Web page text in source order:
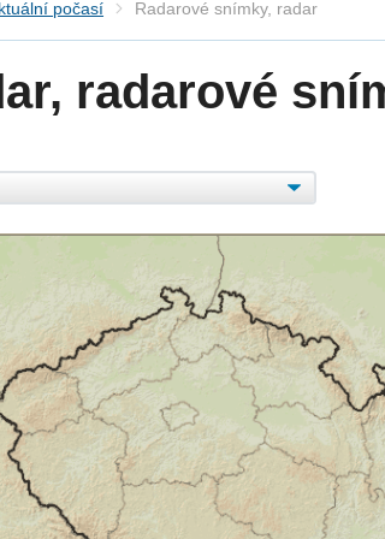
počasí Radarové snímky, radar
radarové